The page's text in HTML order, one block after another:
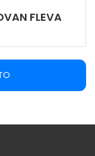
FLEVA